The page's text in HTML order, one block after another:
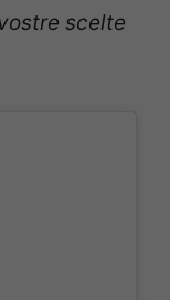
scelte